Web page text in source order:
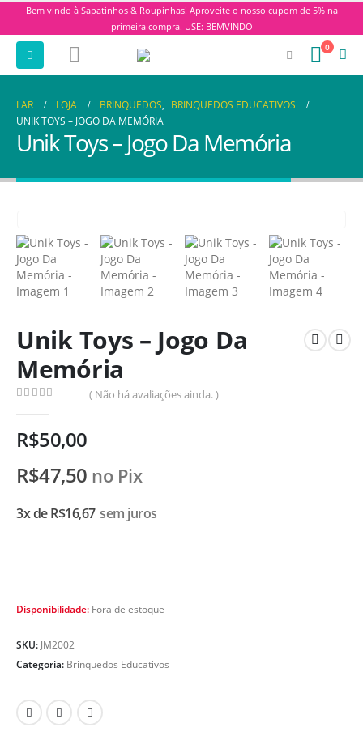
Bem vindo à Sapatinhos & Roupinhas! Aproveite o nosso cupom de 5% na
primeira compra. USE: BEMVINDO
0
LAR LOJA BRINQUEDOS, BRINQUEDOS EDUCATIVOS
UNIK TOYS – JOGO DA MEMÓRIA
Unik Toys – Jogo Da Memória
Unik Toys – Jogo Da
Memória
( Não há avaliações ainda. )
R$50,00
R$47,50 no Pix
3x deR$16,67 sem juros
Disponibilidade: Fora de estoque
SKU: JM2002
Categoria: Brinquedos Educativos